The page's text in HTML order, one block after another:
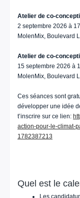
Atelier de co-
2 septembre 2026 à
MolenMix, Boulevard
Atelier de co-
15 septembre 2026 à
MolenMix, Boulevard
Ces séances sont
développer une idée
t’inscrire sur ce lien:
action-pour-le-climat-
1782387213
Quel est le
Les